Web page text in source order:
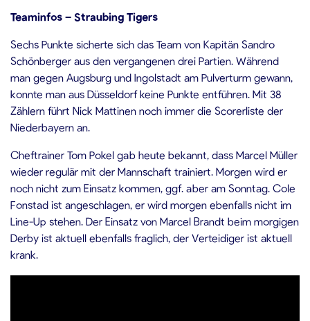
Teaminfos – Straubing Tigers
Sechs Punkte sicherte sich das Team von Kapitän Sandro
Schönberger aus den vergangenen drei Partien. Während
man gegen Augsburg und Ingolstadt am Pulverturm gewann,
konnte man aus Düsseldorf keine Punkte entführen. Mit 38
Zählern führt Nick Mattinen noch immer die Scorerliste der
Niederbayern an.
Cheftrainer Tom Pokel gab heute bekannt, dass Marcel Müller
wieder regulär mit der Mannschaft trainiert. Morgen wird er
noch nicht zum Einsatz kommen, ggf. aber am Sonntag. Cole
Fonstad ist angeschlagen, er wird morgen ebenfalls nicht im
Line-Up stehen. Der Einsatz von Marcel Brandt beim morgigen
Derby ist aktuell ebenfalls fraglich, der Verteidiger ist aktuell
krank.